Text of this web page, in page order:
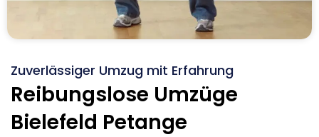
Zuverlässiger Umzug mit Erfahrung
Reibungslose Umzüge
Bielefeld Petange